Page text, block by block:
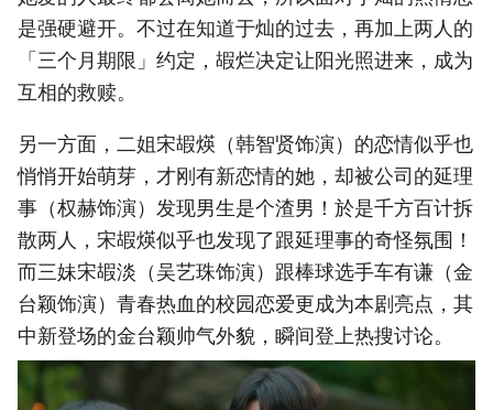
是强硬避开。不过在知道于灿的过去，再加上两人的
「三个月期限」约定，嘏烂决定让阳光照进来，成为
互相的救赎。
另一方面，二姐宋嘏煐（韩智贤饰演）的恋情似乎也
悄悄开始萌芽，才刚有新恋情的她，却被公司的延理
事（权赫饰演）发现男生是个渣男！於是千方百计拆
散两人，宋嘏煐似乎也发现了跟延理事的奇怪氛围！
而三妹宋嘏淡（吴艺珠饰演）跟棒球选手车有谦（金
台颖饰演）青春热血的校园恋爱更成为本剧亮点，其
中新登场的金台颖帅气外貌，瞬间登上热搜讨论。